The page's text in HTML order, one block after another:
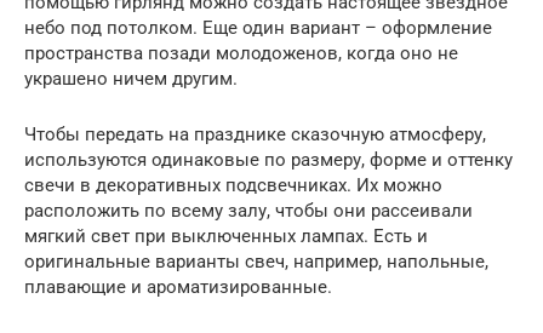
небо под потолком. Еще один вариант – оформление
пространства позади молодоженов, когда оно не
украшено ничем другим.
Чтобы передать на празднике сказочную атмосферу,
используются одинаковые по размеру, форме и оттенку
свечи в декоративных подсвечниках. Их можно
расположить по всему залу, чтобы они рассеивали
мягкий свет при выключенных лампах. Есть и
оригинальные варианты свеч, например, напольные,
плавающие и ароматизированные.